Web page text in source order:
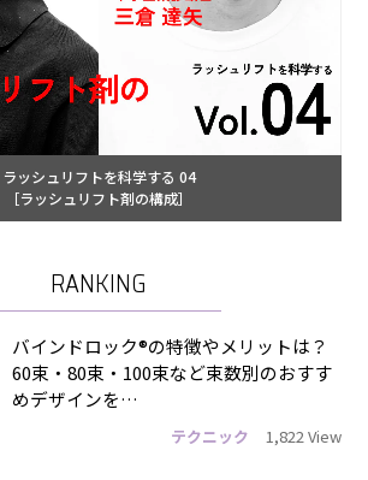
ラッシュリフトを科学する 04
［ラッシュリフト剤の構成］
RANKING
バインドロック®の特徴やメリットは？
60束・80束・100束など束数別のおすす
めデザインを…
テクニック 1,822 View